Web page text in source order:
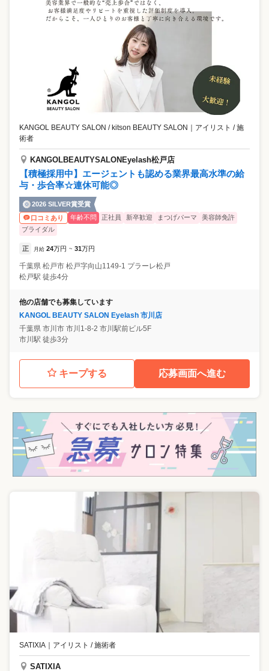
KANGOL BEAUTY SALON / kitson BEAUTY SALON ｜ アイリスト / 施
術者
KANGOLBEAUTYSALONEyelash松戸店
【積極採用中】エージェントも認める業界最高水準の給
与・歩合率☆連休可能◎
2026 SILVER賞受賞
口コミあり
年齢不問 正社員 新卒歓迎 まつげパーマ
美容師免許
ブライダル
正 月給 24万円 ~ 31万円
千葉県 松戸市 松戸字向山1149-1 プラーレ松戸
松戸駅 徒歩4分
他の店舗でも募集しています
KANGOL BEAUTY SALON Eyelash 市川店
千葉県 市川市 市川1-8-2 市川駅前ビル5F
市川駅 徒歩3分
キープする 応募画面へ進む
SATIXIA ｜ アイリスト / 施術者
SATIXIA